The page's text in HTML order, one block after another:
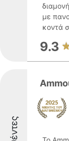
με
κοντά
9.3